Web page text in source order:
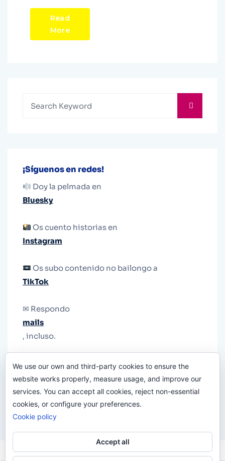
Read
More
¡Síguenos en redes!
Doy la pelmada en
Bluesky
Os cuento historias en
Instagram
Os subo contenido no bailongo a
TikTok
✉ Respondo
mails
, incluso.
le quiten el teléfono.
We use our own and third-party cookies to ensure the
website works properly, measure usage, and improve our
services. You can accept all cookies, reject non-essential
cookies, or configure your preferences.
Cookie policy
Accept all